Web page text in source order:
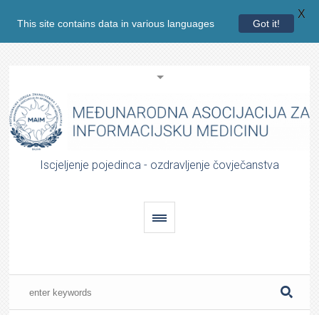
Iscjeljenje pojedinca - ozdravljenje čovječanstva
This site contains data in various languages Got it!
X